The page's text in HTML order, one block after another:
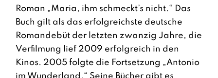
Roman „Maria, ihm schmeckt’s nicht.“ Das
Buch gilt als das erfolgreichste deutsche
Romandebüt der letzten zwanzig Jahre, die
Verfilmung lief 2009 erfolgreich in den
Kinos. 2005 folgte die Fortsetzung „Antonio
im Wunderland.“ Seine Bücher gibt es